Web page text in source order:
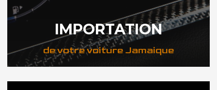
IMPORTATION
de votre voiture Jamaique